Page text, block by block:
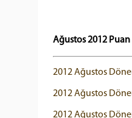
Ağustos 2012
2012 Ağustos
2012 Ağustos
2012 Ağustos